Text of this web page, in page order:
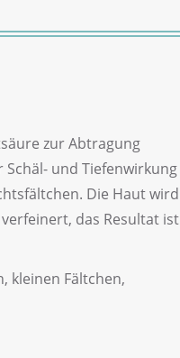
zur Abtragung
und Tiefenwirkung
Die Haut wird
das Resultat ist
kleinen Fältchen,